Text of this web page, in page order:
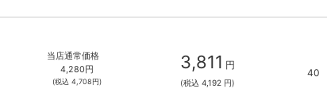
当店通常価格
4,280円
(税込 4,708円)
3,811 円
(税込 4,192 円)
40